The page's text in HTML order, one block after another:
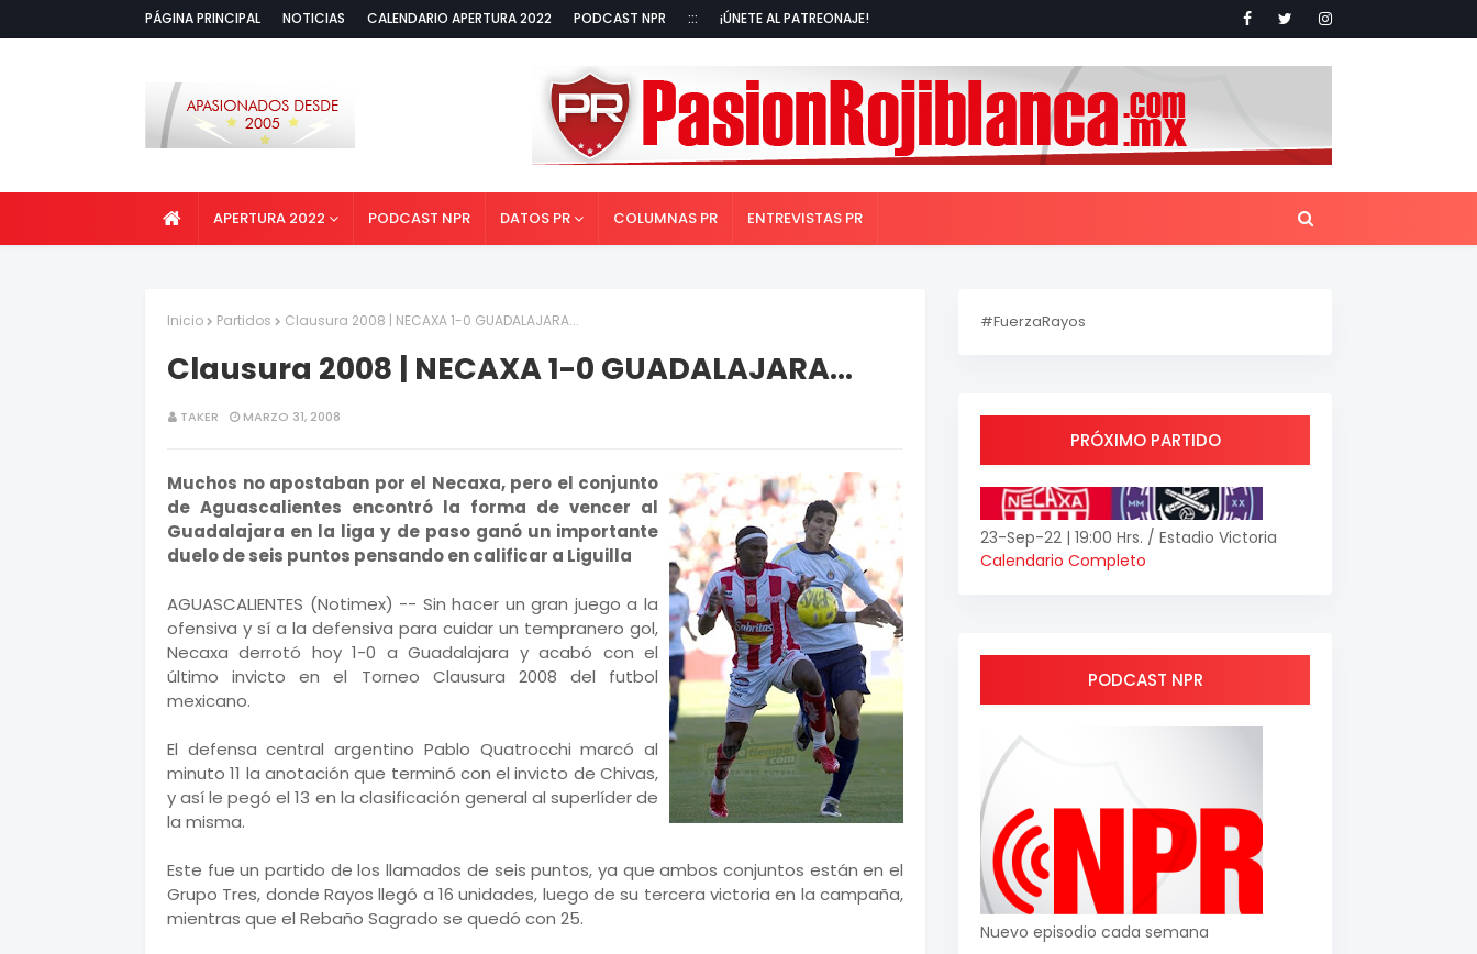
PÁGINA PRINCIPAL NOTICIAS CALENDARIO APERTURA 2022 PODCAST NPR ::: ¡ÚNETE AL PATREONAJE!
APERTURA 2022 PODCAST NPR DATOS PR COLUMNAS PR ENTREVISTAS PR
Inicio Partidos Clausura 2008 | NECAXA 1-0 GUADALAJARA...
Clausura 2008 | NECAXA 1-0 GUADALAJARA...
TAKER MARZO 31, 2008
Muchos no apostaban por el Necaxa, pero el conjunto
de Aguascalientes encontró la forma de vencer al
Guadalajara en la liga y de paso ganó un importante
duelo de seis puntos pensando en calificar a Liguilla
AGUASCALIENTES (Notimex) -- Sin hacer un gran juego a la
ofensiva y sí a la defensiva para cuidar un tempranero gol,
Necaxa derrotó hoy 1-0 a Guadalajara y acabó con el
último invicto en el Torneo Clausura 2008 del futbol
mexicano.
El defensa central argentino Pablo Quatrocchi marcó al
minuto 11 la anotación que terminó con el invicto de Chivas,
y así le pegó el 13 en la clasificación general al superlíder de
la misma.
Este fue un partido de los llamados de seis puntos, ya que ambos conjuntos están en el
Grupo Tres, donde Rayos llegó a 16 unidades, luego de su tercera victoria en la campaña,
mientras que el Rebaño Sagrado se quedó con 25.
#FuerzaRayos
PRÓXIMO PARTIDO
23-Sep-22 | 19:00 Hrs. / Estadio Victoria
Calendario Completo
PODCAST NPR
Nuevo episodio cada semana